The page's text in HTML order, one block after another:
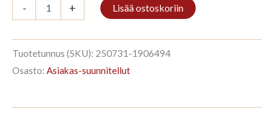
-
3/12
Mahagon
määrä
+ Lisää ostoskoriin
Tuotetunnus (SKU): 250731-1906494
Osasto: Asiakas-suunnitellut